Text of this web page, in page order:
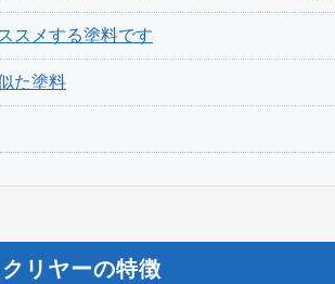
スメする塗料です
た塗料
リヤーの特徴